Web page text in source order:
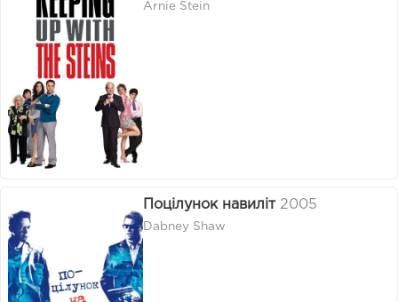
Arnie Stein
Поцілунок навиліт 2005
Dabney Shaw